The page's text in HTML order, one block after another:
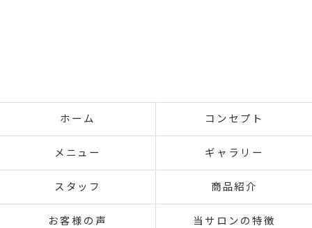
ホーム コンセプト
メニュー ギャラリー
スタッフ 商品紹介
お客様の声 当サロンの特徴